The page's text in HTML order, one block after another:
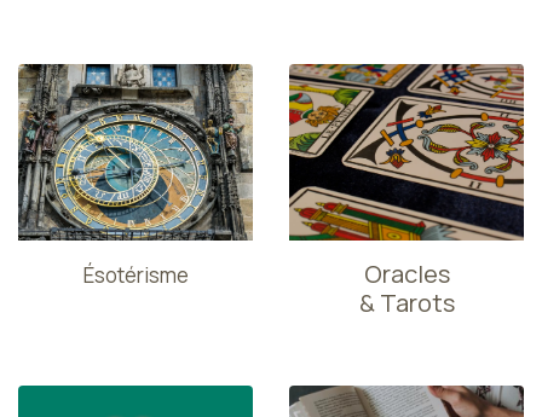
Ésotérisme
Oracles
& Tarots